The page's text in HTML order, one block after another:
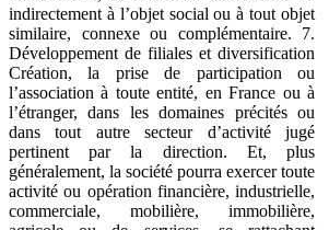
indirectement à l’objet social ou à tout objet
similaire, connexe ou complémentaire. 7.
Développement de filiales et diversification
Création, la prise de participation ou
l’association à toute entité, en France ou à
l’étranger, dans les domaines précités ou
dans tout autre secteur d’activité jugé
pertinent par la direction. Et, plus
généralement, la société pourra exercer toute
activité ou opération financière, industrielle,
commerciale, mobilière, immobilière,